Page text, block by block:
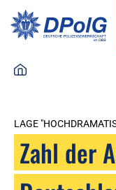
LAGE
Zahl der